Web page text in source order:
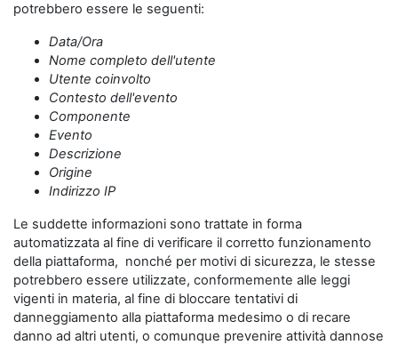
potrebbero essere le seguenti:
Data/Ora
Nome completo dell'utente
Utente coinvolto
Contesto dell'evento
Componente
Evento
Descrizione
Origine
Indirizzo IP
Le suddette informazioni sono trattate in forma
automatizzata al fine di verificare il corretto funzionamento
della piattaforma, nonché per motivi di sicurezza, le stesse
potrebbero essere utilizzate, conformemente alle leggi
vigenti in materia, al fine di bloccare tentativi di
danneggiamento alla piattaforma medesimo o di recare
danno ad altri utenti, o comunque prevenire attività dannose